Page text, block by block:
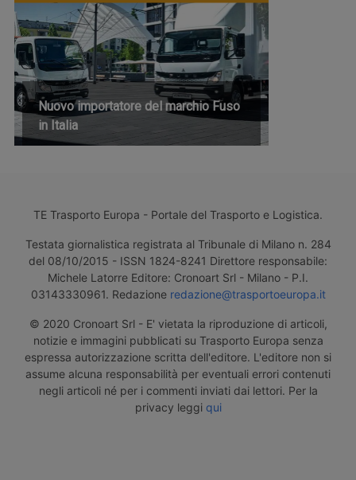
Nuovo importatore del marchio Fuso
in Italia
TE Trasporto Europa - Portale del Trasporto e Logistica.
Testata giornalistica registrata al Tribunale di Milano n. 284
del 08/10/2015 - ISSN 1824-8241 Direttore responsabile:
Michele Latorre Editore: Cronoart Srl - Milano - P.I.
03143330961. Redazione redazione@trasportoeuropa.it
© 2020 Cronoart Srl - E' vietata la riproduzione di articoli,
notizie e immagini pubblicati su Trasporto Europa senza
espressa autorizzazione scritta dell'editore. L'editore non si
assume alcuna responsabilità per eventuali errori contenuti
negli articoli né per i commenti inviati dai lettori. Per la
privacy leggi qui